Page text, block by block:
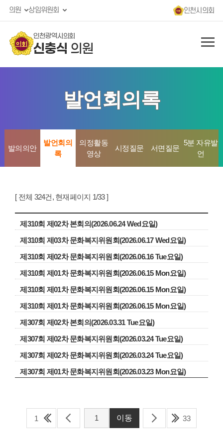
의원 상임위원회 인천시의회
인천광역시의회
신충식 의원
발언회의록
발의의안
발언회의
록
의정활동
영상
시정질문 서면질문
5분 자유발
언
[ 전체 324건, 현재페이지 1/33 ]
제310회 제02차 본회의(2026.06.24 Wed요일)
제310회 제03차 문화복지위원회(2026.06.17 Wed요일)
제310회 제02차 문화복지위원회(2026.06.16 Tue요일)
제310회 제01차 문화복지위원회(2026.06.15 Mon요일)
제310회 제01차 문화복지위원회(2026.06.15 Mon요일)
제310회 제01차 문화복지위원회(2026.06.15 Mon요일)
제307회 제02차 본회의(2026.03.31 Tue요일)
제307회 제02차 문화복지위원회(2026.03.24 Tue요일)
제307회 제02차 문화복지위원회(2026.03.24 Tue요일)
제307회 제01차 문화복지위원회(2026.03.23 Mon요일)
1 33